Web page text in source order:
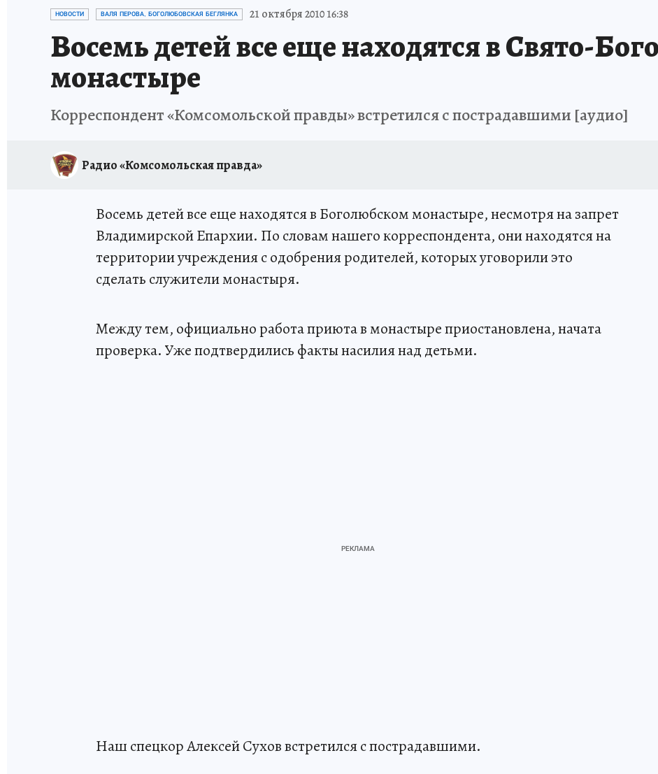
ИСПЫТАНО НА СЕБЕ
НОВОСТИ ВАЛЯ ПЕРОВА, БОГОЛЮБОВСКАЯ БЕГЛЯНКА 21 октября 2010 16:38
Восемь детей все еще находятся в Свято-
монастыре
Корреспондент «Комсомольской правды» встретился с пострадавшими [аудио]
Радио «Комсомольская правда»
Восемь детей все еще находятся в Боголюбском монастыре, несмотря на запрет
Владимирской Епархии. По словам нашего корреспондента, они находятся на
территории учреждения с одобрения родителей, которых уговорили это
сделать служители монастыря.
Между тем, официально работа приюта в монастыре приостановлена, начата
проверка. Уже подтвердились факты насилия над детьми.
Наш спецкор Алексей Сухов встретился с пострадавшими.